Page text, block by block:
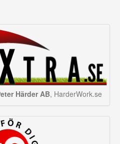
Härder AB, HarderWork.se